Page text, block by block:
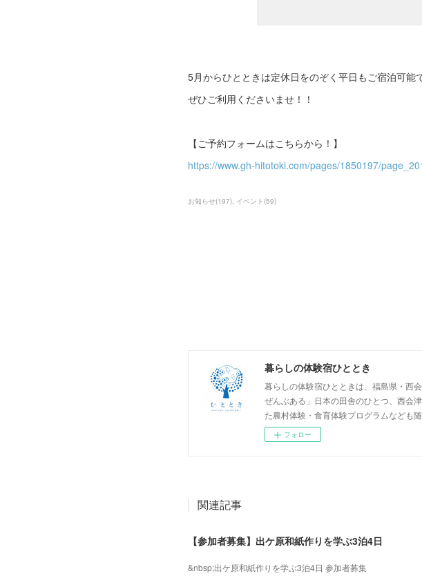
5月からひとときは定休日をのぞく平日もご宿泊可能
ぜひご利用くださいませ！！
【ご予約フォームはこちらから！】
https://www.gh-hitotoki.com/pages/1850197/
お知らせ(197) イベント (59)
暮らしの体験宿ひととき
暮らしの体験宿ひとときは、福島県・西
ぜんぶある」日本の田舎のひとつ、西会
た農村体験・食育体験プログラムなども随
フォロー
関連記事
【参加者募集】出ケ原和紙作りを学ぶ3泊4日
&nbsp;出ケ原和紙作りを学ぶ3泊4日 参加者募集